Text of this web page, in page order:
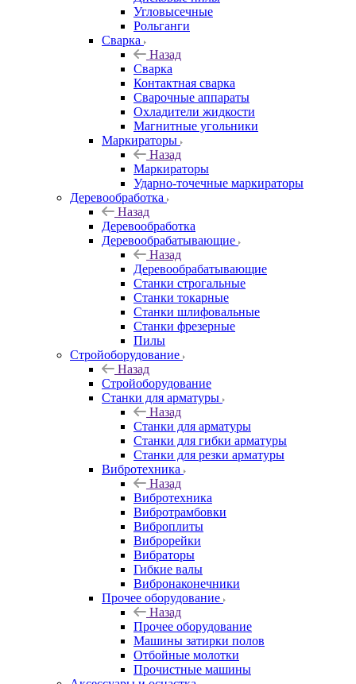
Угловысечные
Рольганги
Сварка
Назад
Сварка
Контактная сварка
Сварочные аппараты
Охладители жидкости
Магнитные угольники
Маркираторы
Назад
Маркираторы
Ударно-точечные маркираторы
Деревообработка
Назад
Деревообработка
Деревообрабатывающие
Назад
Деревообрабатывающие
Станки строгальные
Станки токарные
Станки шлифовальные
Станки фрезерные
Пилы
Стройоборудование
Назад
Стройоборудование
Станки для арматуры
Назад
Станки для арматуры
Станки для гибки арматуры
Станки для резки арматуры
Вибротехника
Назад
Вибротехника
Вибротрамбовки
Виброплиты
Виброрейки
Вибраторы
Гибкие валы
Вибронаконечники
Прочее оборудование
Назад
Прочее оборудование
Машины затирки полов
Отбойные молотки
Прочистные машины